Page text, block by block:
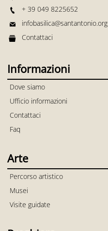
+ 39 049 8225652
infobasilica@santantonio.org
Contattaci
Informazioni
Dove siamo
Ufficio informazioni
Contattaci
Faq
Arte
Percorso artistico
Musei
Visite guidate